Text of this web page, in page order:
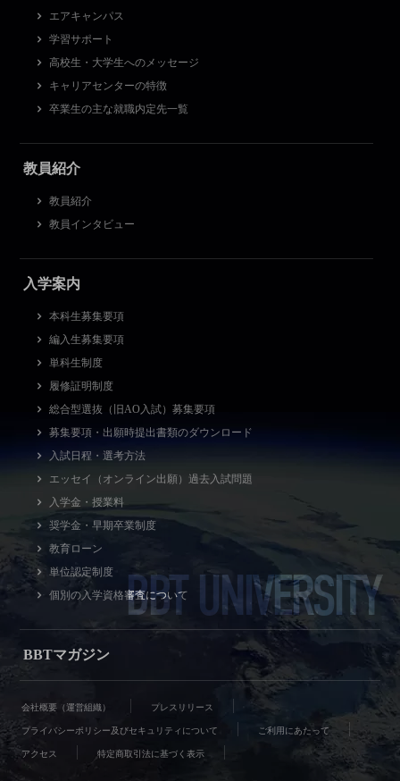
エアキャンパス
学習サポート
高校生・大学生へのメッセージ
キャリアセンターの特徴
卒業生の主な就職内定先一覧
教員紹介
教員紹介
教員インタビュー
入学案内
本科生募集要項
編入生募集要項
単科生制度
履修証明制度
総合型選抜（旧AO入試）募集要項
募集要項・出願時提出書類のダウンロード
入試日程・選考方法
エッセイ（オンライン出願）過去入試問題
入学金・授業料
奨学金・早期卒業制度
教育ローン
単位認定制度
個別の入学資格審査について
BBTマガジン
BBT UNIVERSITY
会社概要（運営組織） プレスリリース
プライバシーポリシー及びセキュリティについて ご利用にあたって
アクセス 特定商取引法に基づく表示